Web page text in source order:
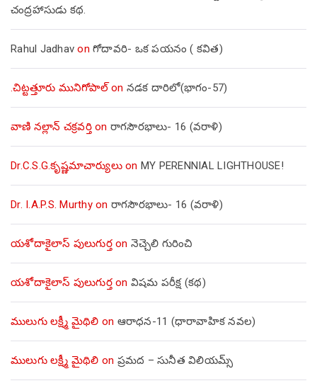
చంద్రహాసుడు కథ.
Rahul Jadhav on గోదావరి- ఒక పయనం ( కవిత)
.చిట్టత్తూరు మునిగోపాల్on నడక దారిలో(భాగం-57)
వాణి నల్లాన్ చక్రవర్తిon రాగసౌరభాలు- 16 (వరాళి)
Dr.C.S.G.కృష్ణమాచార్యులుon MY PERENNIAL LIGHTHOUSE!
Dr. I.A.P.S. Murthyon రాగసౌరభాలు- 16 (వరాళి)
యశోదాకైలాస్ పులుగుర్తon నెచ్చెలి గురించి
యశోదాకైలాస్ పులుగుర్తon విషమ పరీక్ష (క‌థ‌)
ములుగు లక్ష్మీ మైథిలి on ఆరాధన-11 (ధారావాహిక నవల)
ములుగు లక్ష్మీ మైథిలి on ప్రమద – సునీత విలియమ్స్